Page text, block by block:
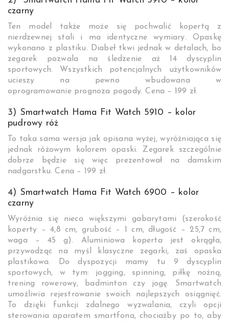
czarny
Ten model także może się pochwalić kopertą z
nierdzewnej stali i ma identyczne wymiary. Opaskę
wykonano z plastiku. Diabeł tkwi jednak w detalach, bo
zegarek pozwala na śledzenie aż 14 dyscyplin
sportowych. Wszystkich potencjalnych użytkowników
ucieszy na pewno wbudowana w
oprogramowanie prognoza pogody. Cena – 199 zł.
3) Smartwatch Hama Fit Watch 5910 – kolor
pudrowy róż
To taka sama wersja jak opisana wyżej, wyróżniająca się
jednak różowym kolorem opaski. Zegarek szczególnie
dobrze będzie się więc prezentował na damskim
nadgarstku. Cena – 199 zł.
4) Smartwatch Hama Fit Watch 6900 – kolor
czarny
Wyróżnia się nieco większymi gabarytami (szerokość
koperty – 4,8 cm, grubość – 1 cm, długość – 25,7 cm,
waga – 45 g). Aluminiowa koperta jest okrągła,
przywodząc na myśl klasyczne zegarki, zaś opaska
plastikowa. Do dyspozycji mamy tu 9 dyscyplin
sportowych, w tym: jogging, spinning, piłkę nożną,
trening rowerowy, badminton czy jogę. Smartwatch
umożliwia rejestrowanie swoich najlepszych osiągnięć.
To dzięki funkcji zdalnego wyzwalania, czyli opcji
sterowania aparatem smartfona, chociażby po to, aby